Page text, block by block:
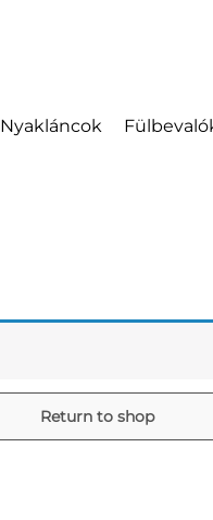
Nyakláncok
Return to shop